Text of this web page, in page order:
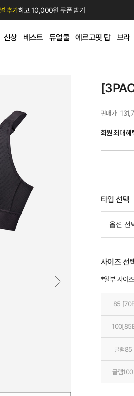
추가하고 10,000원 쿠폰 받기
신상 베스트 듀얼쿨 에르고핏 탑 브라
회원 최대 혜
타입 선택
사이즈 선
*일부 사이
85
글램
글램